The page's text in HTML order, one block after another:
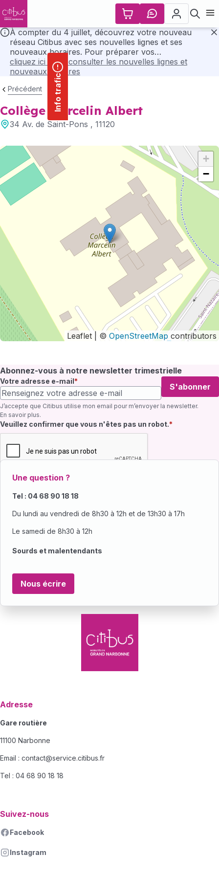
principal
À compter du 4 juillet, découvrez votre nouveau
réseau Citibus avec ses nouvelles lignes et ses
nouveaux horaires. Pour préparer vos
déplacements, consultez l’ensemble des horaires et
les plans du nouveau réseau en cliquant ci-dessous..
cliquez ici pour consulter les nouvelles lignes et
nouveaux horaires
Info trafic
Précédent
Collège Marcelin Albert
34 Av. de Saint-Pons , 11120
+
−
Leaflet | © OpenStreetMap contributors
Abonnez-vous à notre newsletter trimestrielle
Votre adresse e-mail
S'abonner
J’accepte que Citibus utilise mon email pour m’envoyer la newsletter.
En savoir plus.
Champ requis
Veuillez confirmer que vous n'êtes pas un robot.
Une question ?
Tel : 04 68 90 18 18
Du lundi au vendredi de 8h30 à 12h et de 13h30 à 17h
Le samedi de 8h30 à 12h
Sourds et malentendants
Nous écrire
Adresse
Gare routière
11100 Narbonne
Email : contact@service.citibus.fr
Tel : 04 68 90 18 18
Suivez-nous
Facebook
Instagram
Panneau de gestion des cookies